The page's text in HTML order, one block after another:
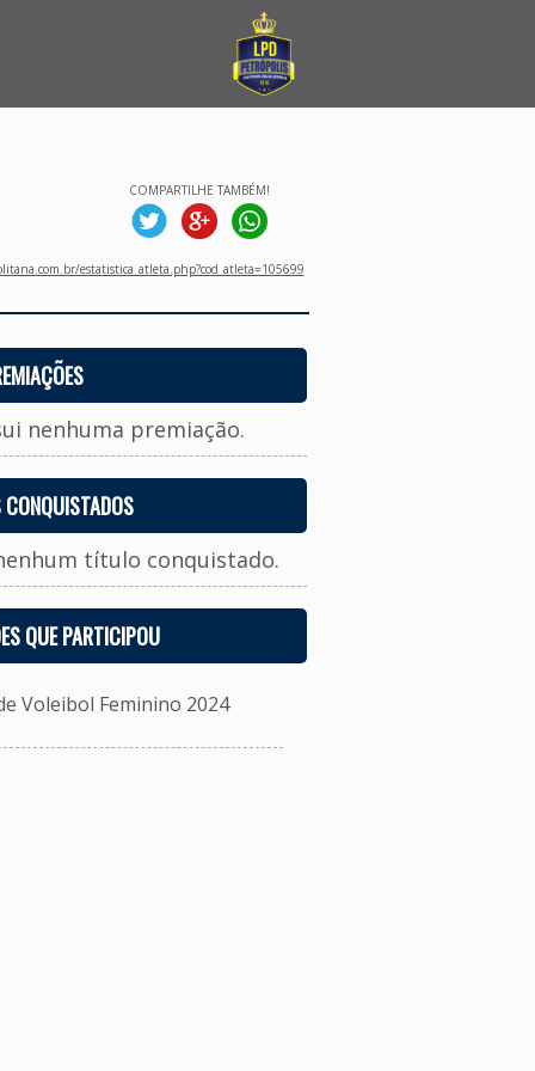
COMPARTILHE TAMBÉM!
estatistica_atleta.php?cod_atleta=105699
nenhuma premiação.
título conquistado.
QUE PARTICIPOU
Voleibol Feminino 2024